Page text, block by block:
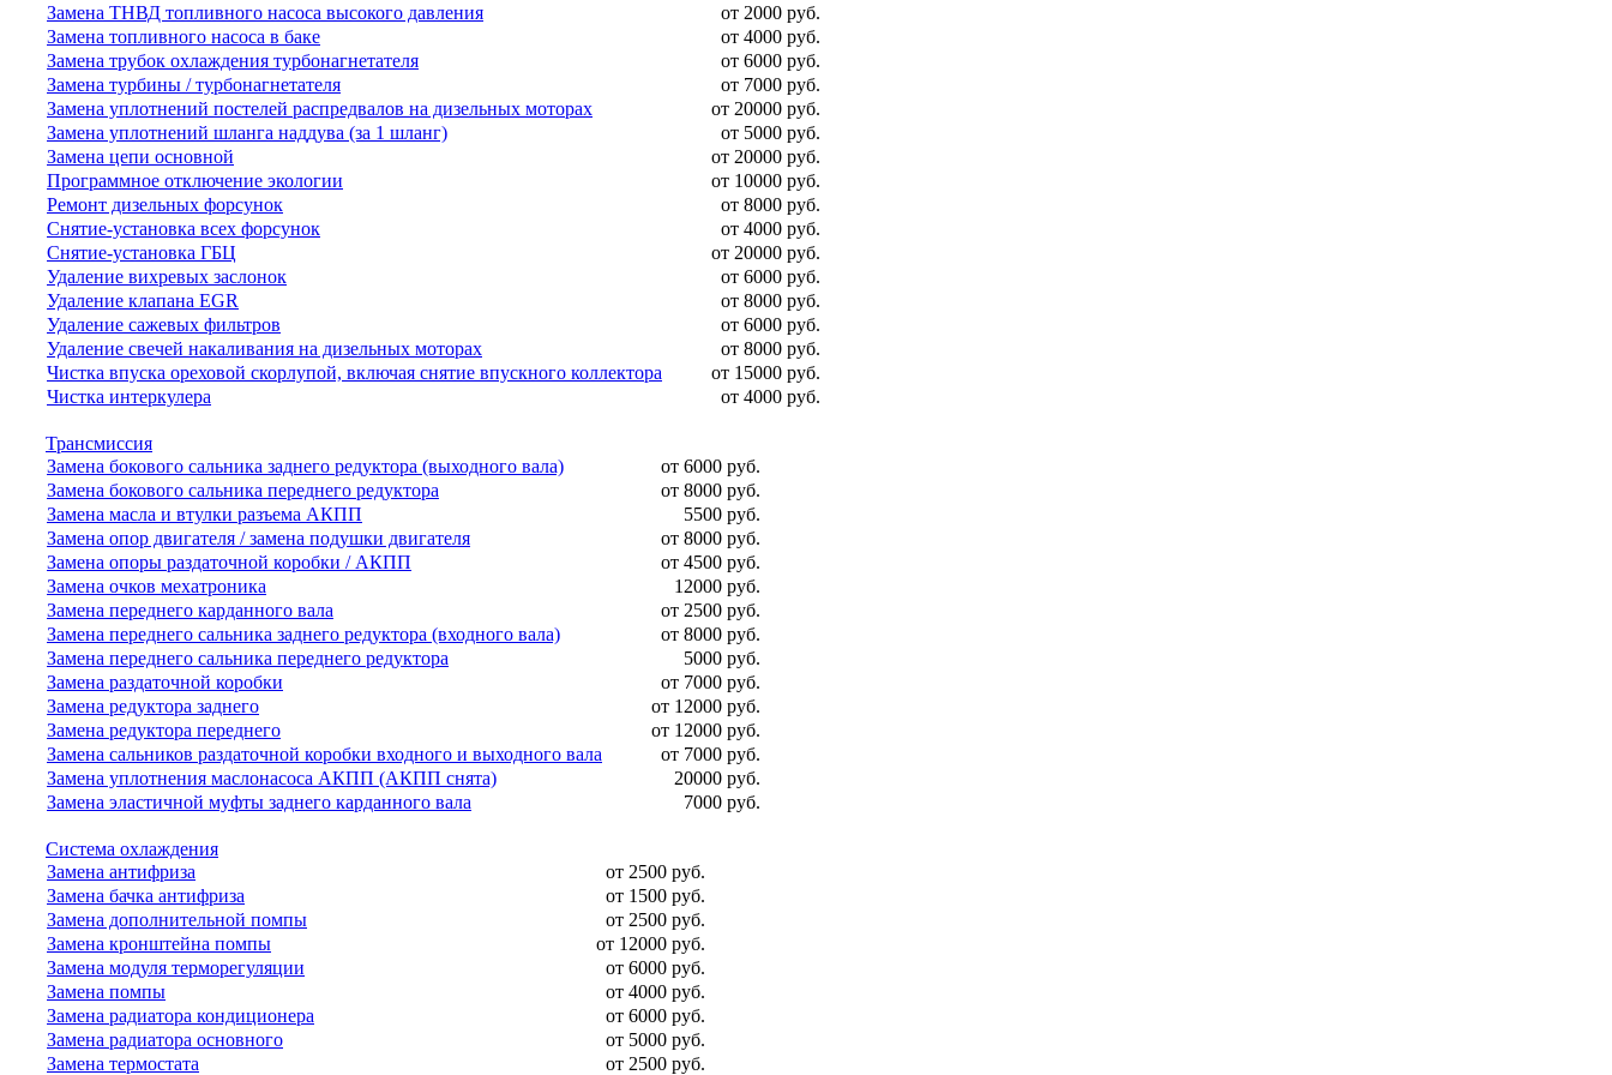
Замена ТНВД топливного насоса высокого давления
от 2000 руб.
Замена топливного насоса в баке
от 4000 руб.
Замена трубок охлаждения турбонагнетателя
от 6000 руб.
Замена турбины / турбонагнетателя
от 7000 руб.
Замена уплотнений постелей распредвалов на дизельных моторах
от 20000 руб.
Замена уплотнений шланга наддува (за 1 шланг)
от 5000 руб.
Замена цепи основной
от 20000 руб.
Программное отключение экологии
от 10000 руб.
Ремонт дизельных форсунок
от 8000 руб.
Снятие-установка всех форсунок
от 4000 руб.
Снятие-установка ГБЦ
от 20000 руб.
Удаление вихревых заслонок
от 6000 руб.
Удаление клапана EGR
от 8000 руб.
Удаление сажевых фильтров
от 6000 руб.
Удаление свечей накаливания на дизельных моторах
от 8000 руб.
Чистка впуска ореховой скорлупой, включая снятие впускного коллектора
от 15000 руб.
Чистка интеркулера
от 4000 руб.
Трансмиссия
Замена бокового сальника заднего редуктора (выходного вала)
от 6000 руб.
Замена бокового сальника переднего редуктора
от 8000 руб.
Замена масла и втулки разъема АКПП
5500 руб.
Замена опор двигателя / замена подушки двигателя
от 8000 руб.
Замена опоры раздаточной коробки / АКПП
от 4500 руб.
Замена очков мехатроника
12000 руб.
Замена переднего карданного вала
от 2500 руб.
Замена переднего сальника заднего редуктора (входного вала)
от 8000 руб.
Замена переднего сальника переднего редуктора
5000 руб.
Замена раздаточной коробки
от 7000 руб.
Замена редуктора заднего
от 12000 руб.
Замена редуктора переднего
от 12000 руб.
Замена сальников раздаточной коробки входного и выходного вала
от 7000 руб.
Замена уплотнения маслонасоса АКПП (АКПП снята)
20000 руб.
Замена эластичной муфты заднего карданного вала
7000 руб.
Система охлаждения
Замена антифриза
от 2500 руб.
Замена бачка антифриза
от 1500 руб.
Замена дополнительной помпы
от 2500 руб.
Замена кронштейна помпы
от 12000 руб.
Замена модуля терморегуляции
от 6000 руб.
Замена помпы
от 4000 руб.
Замена радиатора кондиционера
от 6000 руб.
Замена радиатора основного
от 5000 руб.
Замена термостата
от 2500 руб.